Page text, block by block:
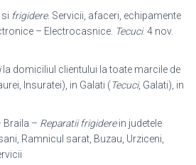
frigidere. Servicii, afaceri, echipamente
– Electrocasnice. Tecuci. 4 nov.
la domiciliul clientului la toate marcile de
Insuratei), in Galati (Tecuci, Galati), in
Braila – Reparatii frigiderein judetele
Ramnicul sarat, Buzau, Urziceni,